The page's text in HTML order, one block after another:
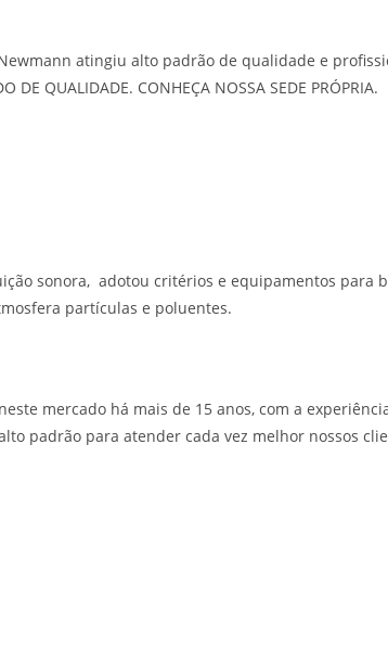
atingiu alto padrão de qualidade e
DE QUALIDADE. CONHEÇA NOSSA SEDE PRÓPRIA.
sonora, adotou critérios e equipamentos para
partículas e poluentes.
mercado há mais de 15 anos, com a
padrão para atender cada vez melhor nossos